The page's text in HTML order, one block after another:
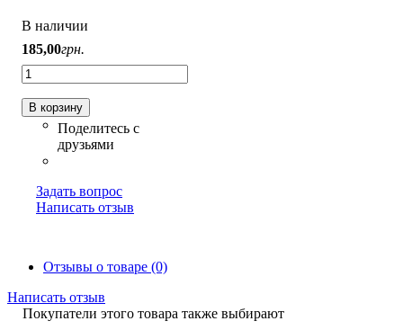
В наличии
185,00грн.
В корзину
Задать вопрос
Написать отзыв
Отзывы о товаре (0)
Написать отзыв
Покупатели этого товара также выбирают